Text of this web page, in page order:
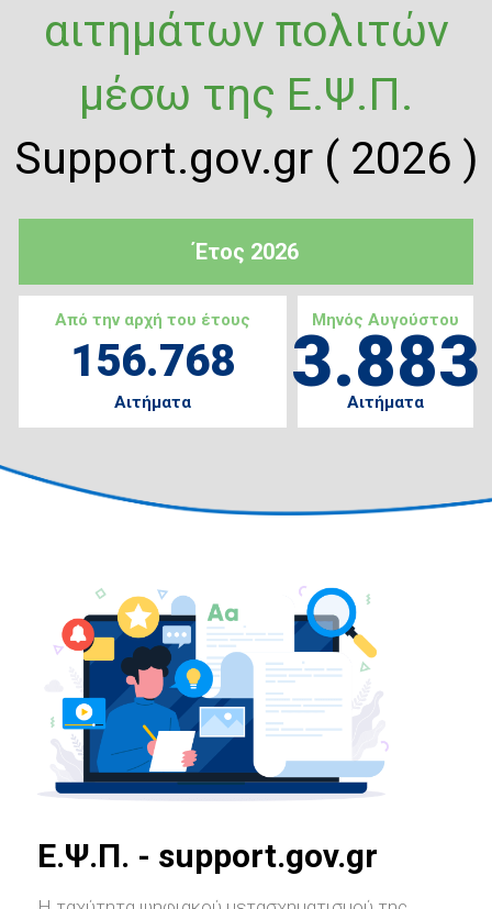
Έτος 2026
Από την αρχή του έτους
156.768
Αιτήματα
Μηνός Αυγούστου
3.883
Αιτήματα
αιτημάτων πολιτών
μέσω της Ε.Ψ.Π.
Support.gov.gr ( 2026 )
E.Ψ.Π. - support.gov.gr